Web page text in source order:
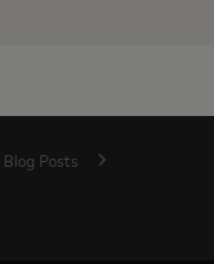
Blog Posts